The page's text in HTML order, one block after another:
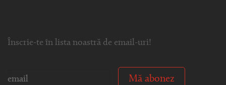
Înscrie-te în lista noastră de email-uri!
Mă abonez